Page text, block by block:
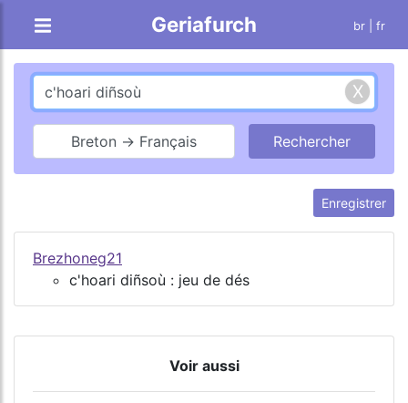
Geriafurch br | fr
Breton → Français
Enregistrer
Brezhoneg21
c'hoari diñsoù : jeu de dés
Voir aussi